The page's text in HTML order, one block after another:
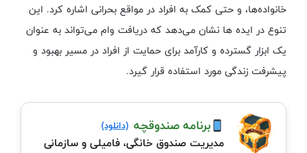
خانواده‌ها، و حتی کمک به افراد در مواقع بحرانی اشاره کرد. این
تنوع در ایده ها نشان می‌دهد که دریافت وام می‌تواند به عنوان
یک ابزار گسترده و کارآمد برای حمایت از افراد در مسیر بهبود و
پیشرفت زندگی مورد استفاده قرار گیرد.
برنامه صندوقچه (دانلود)
مدیریت صندوق خانگی، فامیلی و سازمانی